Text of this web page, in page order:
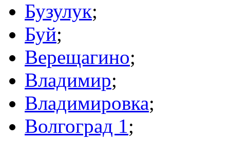
Бузулук;
Буй;
Верещагино;
Владимир;
Владимировка;
Волгоград 1;